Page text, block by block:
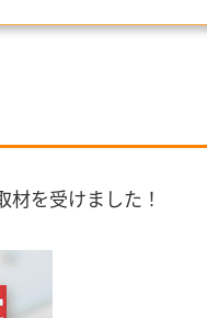
を受けました！